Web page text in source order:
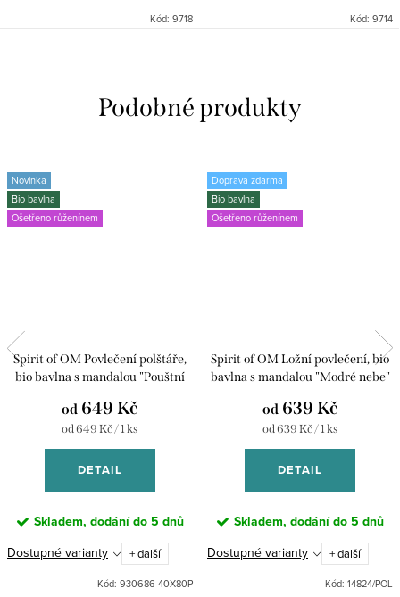
Kód: 9718 Kód: 9714
Novinka
Bio bavlna
Ošetřeno růženínem
Spirit of OM Povlečení polštáře,
bio bavlna s mandalou "Pouštní
od 649 Kč
Měrná
cena:
od 649 Kč / 1 ks
DETAIL
Skladem, dodání do 5 dnů
Dostupné varianty + další
Kód: 930686-40X80P
Doprava zdarma
Bio bavlna
Ošetřeno růženínem
Spirit of OM Ložní povlečení, bio
bavlna s mandalou "Modré nebe"
od639 Kč
Měrná
cena:
od 639 Kč / 1 ks
DETAIL
Skladem, dodání do 5 dnů
Dostupné varianty + další
Kód: 14824/POL